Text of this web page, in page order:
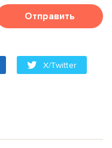
Отправить
X/Twitter